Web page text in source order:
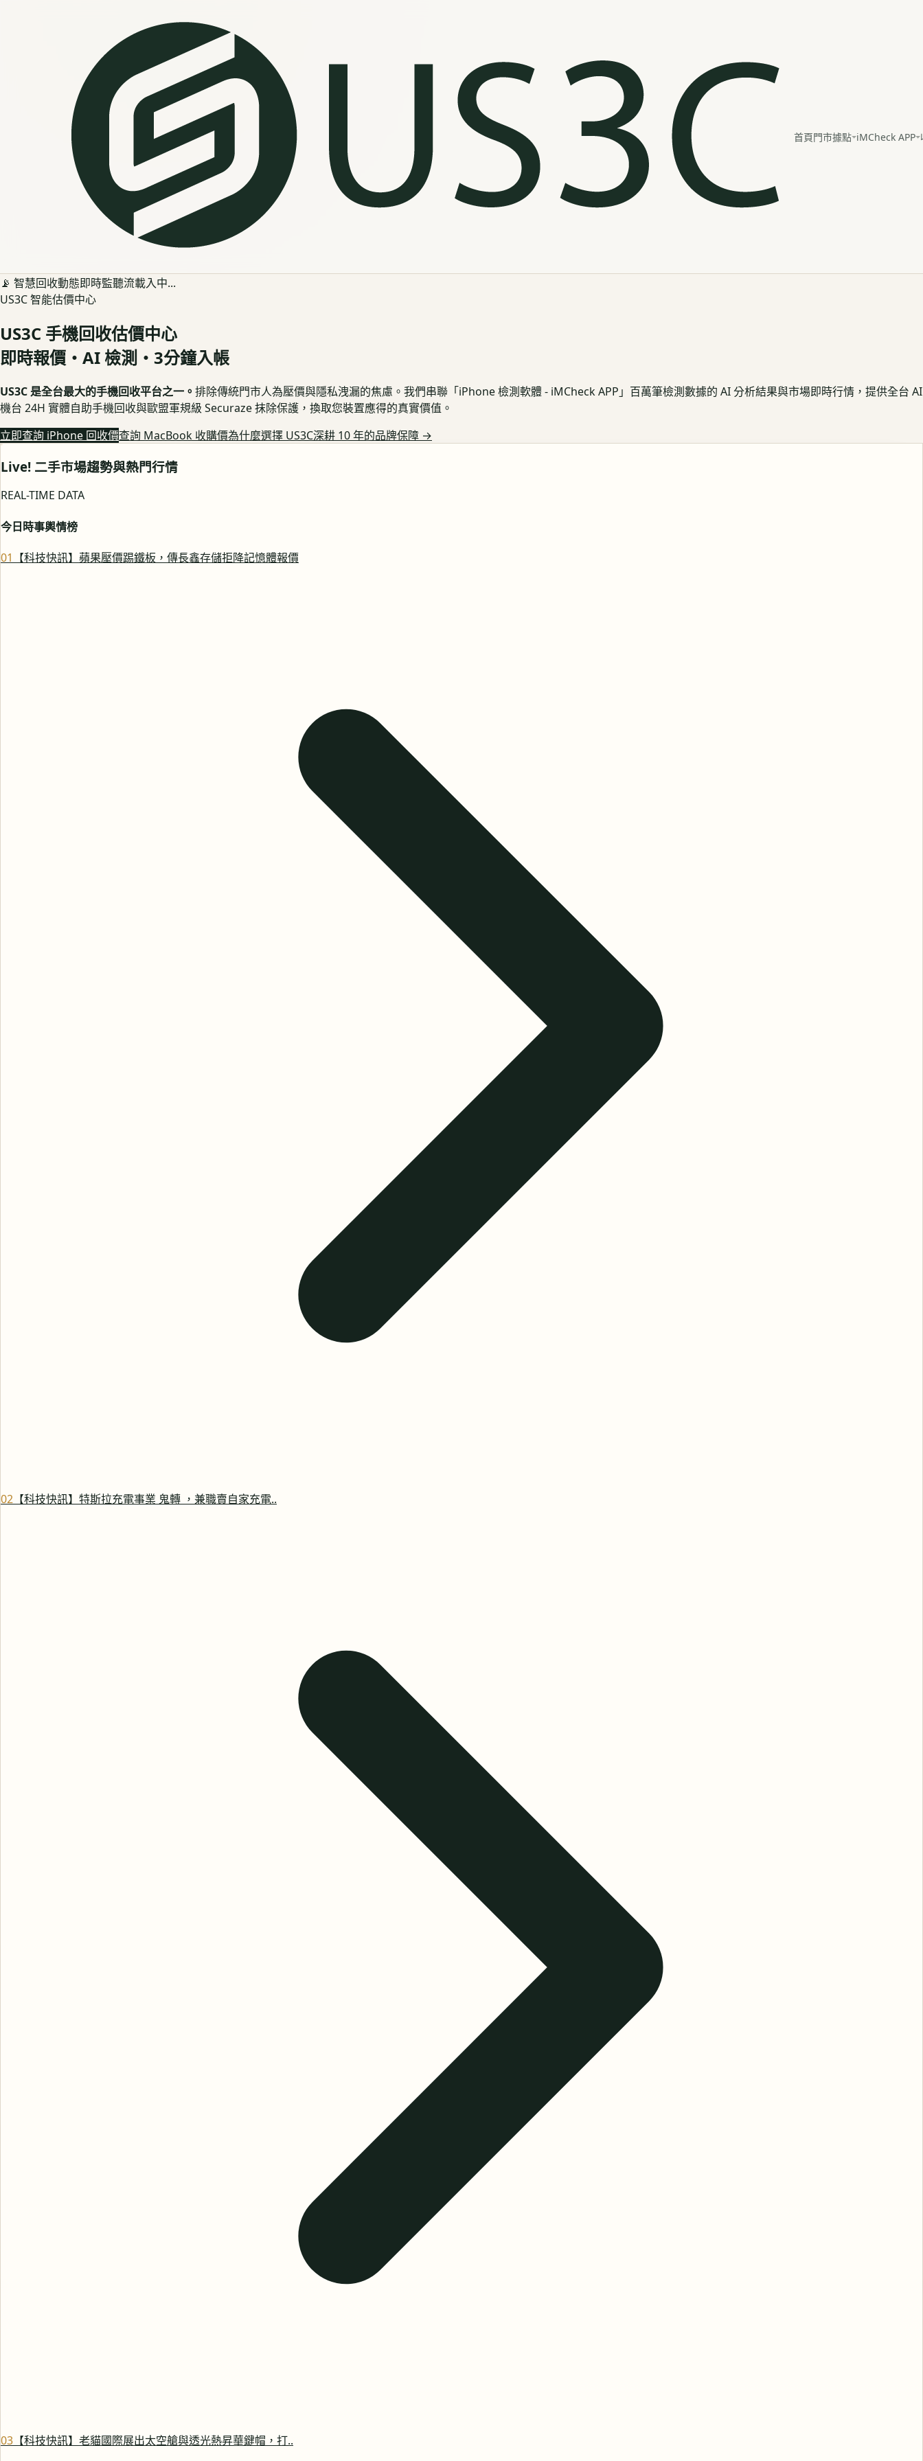
首頁門市據點 iMCheck APP
📡 智慧回收動態即時監聽流載入中...
US3C 智能估價中心
US3C 手機回收估價中心
即時報價・AI 檢測・3分鐘入帳
US3C 是全台最大的手機回收平台之一。 排除傳統門市人為壓價與隱私洩漏的焦慮。我們串聯「iPhone 檢測軟體 - iMCheck APP」百萬筆檢測數據的 AI 分析結果與市場即時行情，提供全台 AI
機台 24H 實體自助手機回收與歐盟軍規級 Securaze 抹除保護，換取您裝置應得的真實價值。
立即查詢 iPhone 回收價查詢 MacBook 收購價為什麼選擇 US3C深耕 10 年的品牌保障 →
Live! 二手市場趨勢與熱門行情
REAL-TIME DATA
今日時事輿情榜
01 【科技快訊】蘋果壓價踢鐵板，傳長鑫存儲拒降記憶體報價
02 【科技快訊】特斯拉充電事業 鬼轉 ，兼職賣自家充電..
03 【科技快訊】老貓國際展出太空艙與透光熱昇華鍵帽，打..